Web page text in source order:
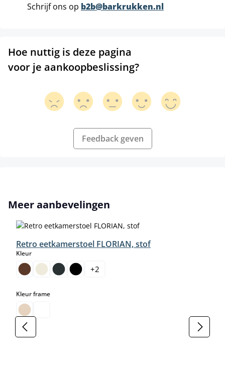
Schrijf ons op b2b@barkrukken.nl
Hoe nuttig is deze pagina
voor je aankoopbeslissing?
Feedback geven
Productgalerij overslaan
Meer aanbevelingen
Retro eetkamerstoel FLORIAN, stof
Kleurselect
+2
Kleur frameselect